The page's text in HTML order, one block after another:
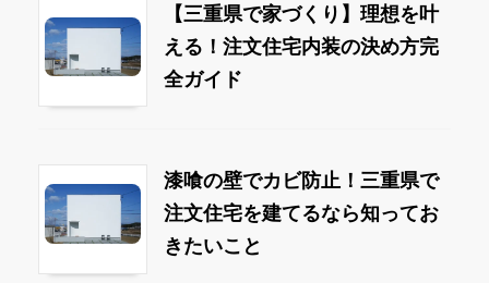
【三重県で家づくり】理想を叶
える！注文住宅内装の決め方完
全ガイド
漆喰の壁でカビ防止！三重県で
注文住宅を建てるなら知ってお
きたいこと